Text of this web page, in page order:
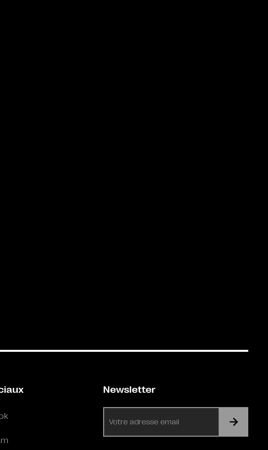
Newsletter
mail